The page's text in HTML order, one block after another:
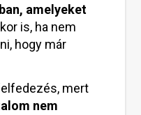
amelyeket
is, ha nem
hogy már
mert
nem